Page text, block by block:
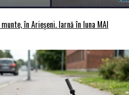
munte, în Arieșeni. Iarnă în luna MAI